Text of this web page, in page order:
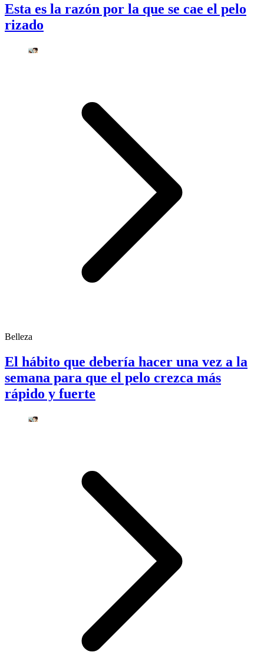
Esta es la razón por la que se cae el pelo
rizado
Belleza
El hábito que debería hacer una vez a la
semana para que el pelo crezca más
rápido y fuerte